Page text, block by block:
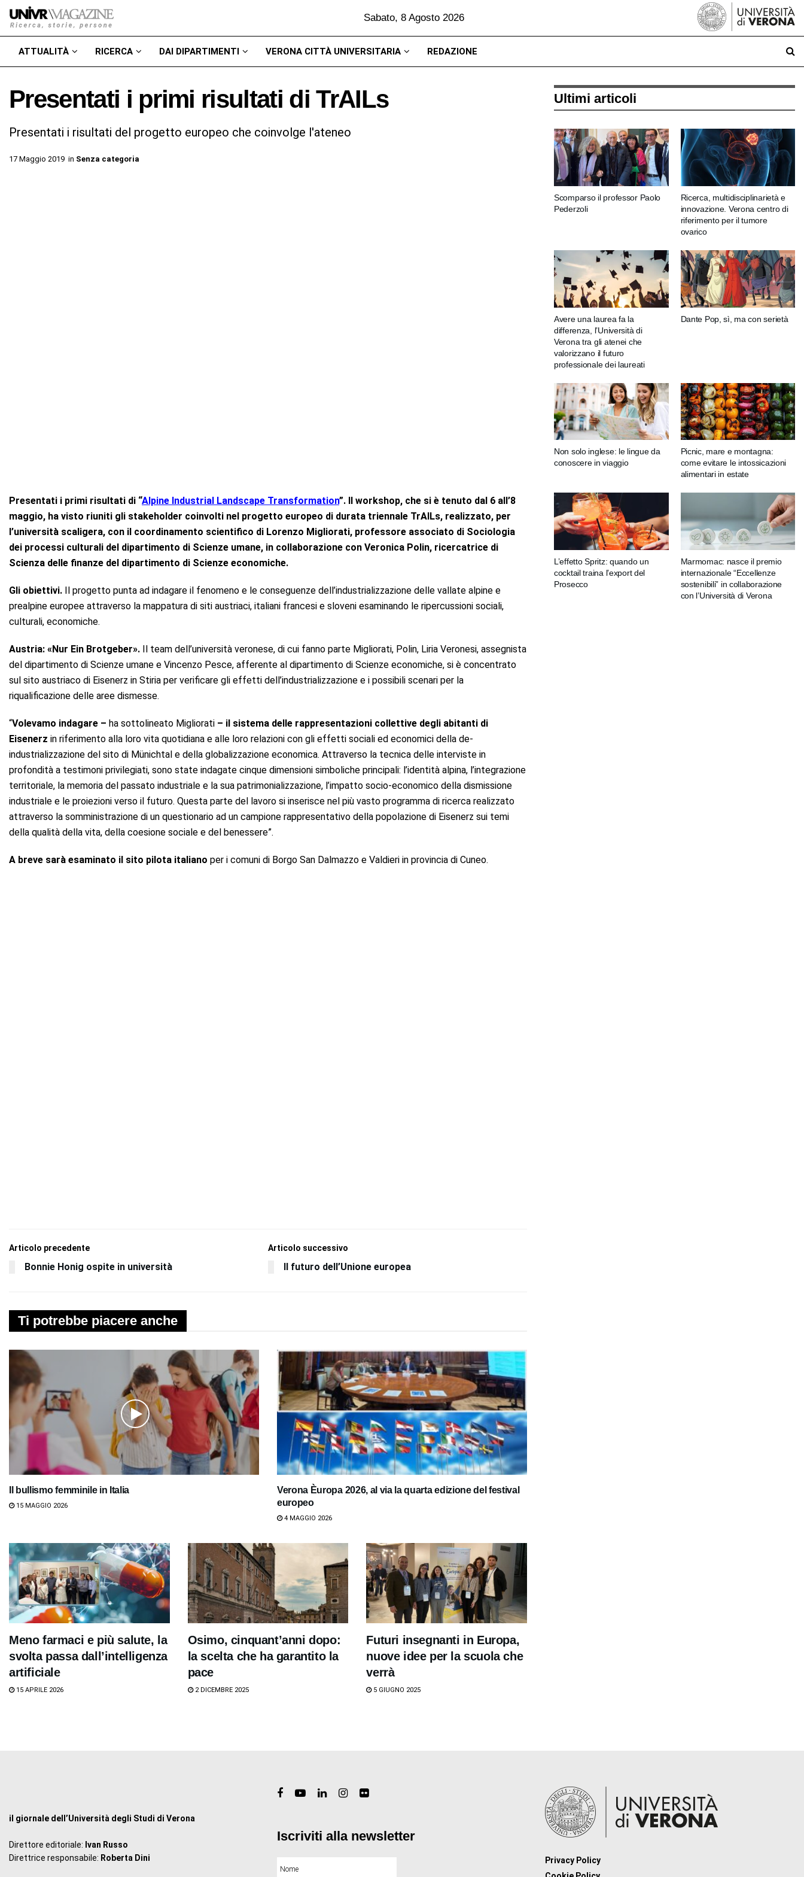
Sabato, 8 Agosto 2026
ATTUALITÀ RICERCA DAI DIPARTIMENTI VERONA CITTÀ UNIVERSITARIA REDAZIONE
Presentati i primi risultati di TrAILs
Presentati i risultati del progetto europeo che coinvolge l'ateneo
17 Maggio 2019 in Senza categoria
Presentati i primi risultati di “Alpine Industrial Landscape Transformation”. Il workshop, che si è tenuto dal 6 all’8
maggio, ha visto riuniti gli stakeholder coinvolti nel progetto europeo di durata triennale TrAILs, realizzato, per
l’università scaligera, con il coordinamento scientifico di Lorenzo Migliorati, professore associato di Sociologia
dei processi culturali del dipartimento di Scienze umane, in collaborazione con Veronica Polin, ricercatrice di
Scienza delle finanze del dipartimento di Scienze economiche.
Gli obiettivi. Il progetto punta ad indagare il fenomeno e le conseguenze dell’industrializzazione delle vallate alpine e
prealpine europee attraverso la mappatura di siti austriaci, italiani francesi e sloveni esaminando le ripercussioni sociali,
culturali, economiche.
Austria: «Nur Ein Brotgeber». Il team dell’università veronese, di cui fanno parte Migliorati, Polin, Liria Veronesi, assegnista
del dipartimento di Scienze umane e Vincenzo Pesce, afferente al dipartimento di Scienze economiche, si è concentrato
sul sito austriaco di Eisenerz in Stiria per verificare gli effetti dell’industrializzazione e i possibili scenari per la
riqualificazione delle aree dismesse.
“Volevamo indagare – ha sottolineato Migliorati – il sistema delle rappresentazioni collettive degli abitanti di
Eisenerz in riferimento alla loro vita quotidiana e alle loro relazioni con gli effetti sociali ed economici della de-
industrializzazione del sito di Münichtal e della globalizzazione economica. Attraverso la tecnica delle interviste in
profondità a testimoni privilegiati, sono state indagate cinque dimensioni simboliche principali: l’identità alpina, l’integrazione
territoriale, la memoria del passato industriale e la sua patrimonializzazione, l’impatto socio-economico della dismissione
industriale e le proiezioni verso il futuro. Questa parte del lavoro si inserisce nel più vasto programma di ricerca realizzato
attraverso la somministrazione di un questionario ad un campione rappresentativo della popolazione di Eisenerz sui temi
della qualità della vita, della coesione sociale e del benessere”.
A breve sarà esaminato il sito pilota italiano per i comuni di Borgo San Dalmazzo e Valdieri in provincia di Cuneo.
Articolo precedente
Bonnie Honig ospite in università
Articolo successivo
Il futuro dell’Unione europea
Ti potrebbe piacere anche
Il bullismo femminile in Italia
15 MAGGIO 2026
Verona Èuropa 2026, al via la quarta edizione del festival
europeo
4 MAGGIO 2026
Meno farmaci e più salute, la
svolta passa dall’intelligenza
artificiale
15 APRILE 2026
Osimo, cinquant’anni dopo:
la scelta che ha garantito la
pace
2 DICEMBRE 2025
Futuri insegnanti in Europa,
nuove idee per la scuola che
verrà
5 GIUGNO 2025
Ultimi articoli
Scomparso il professor Paolo
Pederzoli
Ricerca, multidisciplinarietà e
innovazione. Verona centro di
riferimento per il tumore
ovarico
Avere una laurea fa la
differenza, l’Università di
Verona tra gli atenei che
valorizzano il futuro
professionale dei laureati
Dante Pop, sì, ma con serietà
Non solo inglese: le lingue da
conoscere in viaggio
Picnic, mare e montagna:
come evitare le intossicazioni
alimentari in estate
L’effetto Spritz: quando un
cocktail traina l’export del
Prosecco
Marmomac: nasce il premio
internazionale “Eccellenze
sostenibili” in collaborazione
con l’Università di Verona
il giornale dell’Università degli Studi di Verona
Direttore editoriale: Ivan Russo
Direttrice responsabile: Roberta Dini
Iscriviti alla newsletter
Privacy Policy